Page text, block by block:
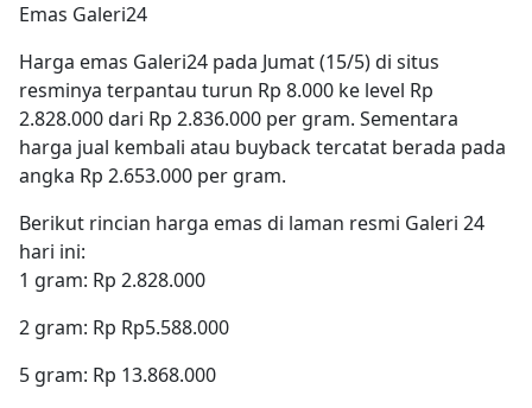
Emas Galeri24
Harga emas Galeri24 pada Jumat (15/5) di situs
resminya terpantau turun Rp 8.000 ke level Rp
2.828.000 dari Rp 2.836.000 per gram. Sementara
harga jual kembali atau buyback tercatat berada pada
angka Rp 2.653.000 per gram.
Berikut rincian harga emas di laman resmi Galeri 24
hari ini:
1 gram: Rp 2.828.000
2 gram: Rp Rp5.588.000
5 gram: Rp 13.868.000